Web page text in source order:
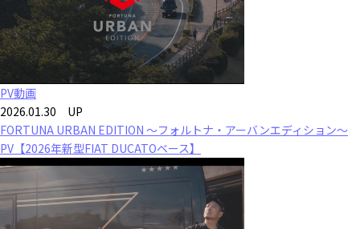
PV動画
2026.01.30 UP
FORTUNA URBAN EDITION ～フォルトナ・アーバンエディション～
PV【2026年新型FIAT DUCATOベース】